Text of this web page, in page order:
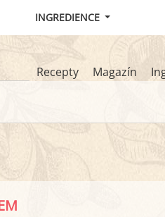
INGREDIENCE
Recepty Magazín